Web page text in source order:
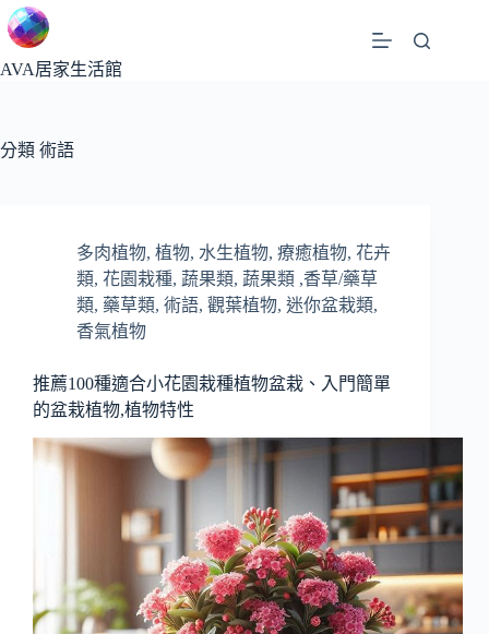
跳
至
主
容
AVA居家生活館
分類 術語
多肉植物, 植物, 水生植物, 療癒植物, 花卉
類, 花園栽種, 蔬果類, 蔬果類 ,香草/藥草
類, 藥草類, 術語, 觀葉植物, 迷你盆栽類,
香氣植物
推薦100種適合小花園栽種植物盆栽、入門簡單
的盆栽植物,植物特性